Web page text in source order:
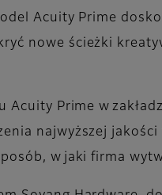
Acuity Prime
nowe ścieżki
Prime w
najwyższej jakości
w jaki firma